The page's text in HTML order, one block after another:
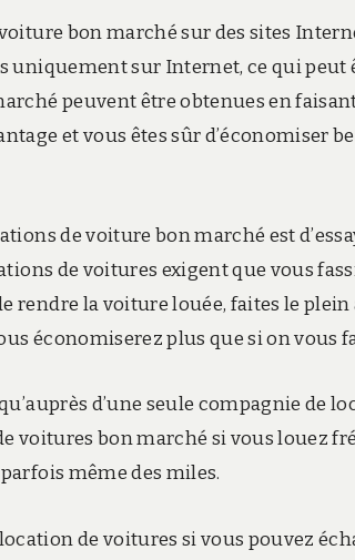
bon marché sur des sites
uniquement sur Internet, ce qui peut
peuvent être obtenues en
et vous êtes sûr d’économiser
de voiture bon marché est
de voitures exigent que vous
rendre la voiture louée, faites le plein
économiserez plus que si on vous
d’une seule compagnie de
voitures bon marché si vous louez
même des miles.
de voitures si vous pouvez